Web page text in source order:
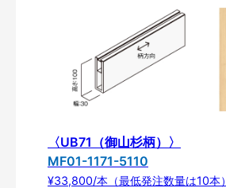
〈UB71（御山杉柄）〉
MF01-1171-5110
¥33,800/本（最低発注数量は10本）